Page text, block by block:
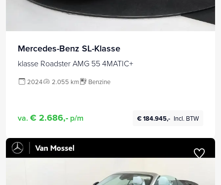
Mercedes-Benz SL-Klasse
klasse Roadster AMG 55 4MATIC+
2024 2.055 km Benzine
va. € 2.686,- p/m € 184.945,- Incl. BTW